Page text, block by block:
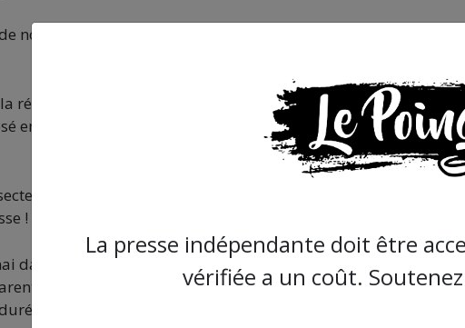
nouveau, la densité reprend de plus belle. Aucune protection,
répression qui n’avait jamais cessé dans les quartiers
en plein jour samedi dernier, lorsque la BAC a de nouveau
repousseront cette offensive massive contre la santé et
!
dans tous les secteurs comme une journée de droit de retrait
à ne pas emmener leurs enfants à l’école. Cette journée
tout au long du plan de déconfinement orchestré par le
La presse indépendante doit être
vérifiée a un coût.